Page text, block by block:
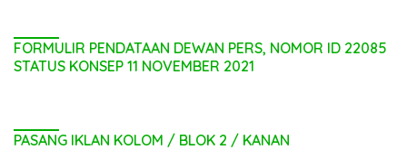
FORMULIR PENDATAAN DEWAN PERS, NOMOR ID 22085
STATUS KONSEP 11 NOVEMBER 2021
PASANG IKLAN KOLOM / BLOK 2 / KANAN